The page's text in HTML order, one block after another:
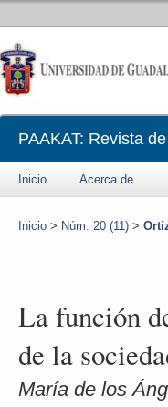
PAAKAT: Revista
Inicio Acerca de
Inicio > Núm. 20 (11) >
La función
de la
María de los